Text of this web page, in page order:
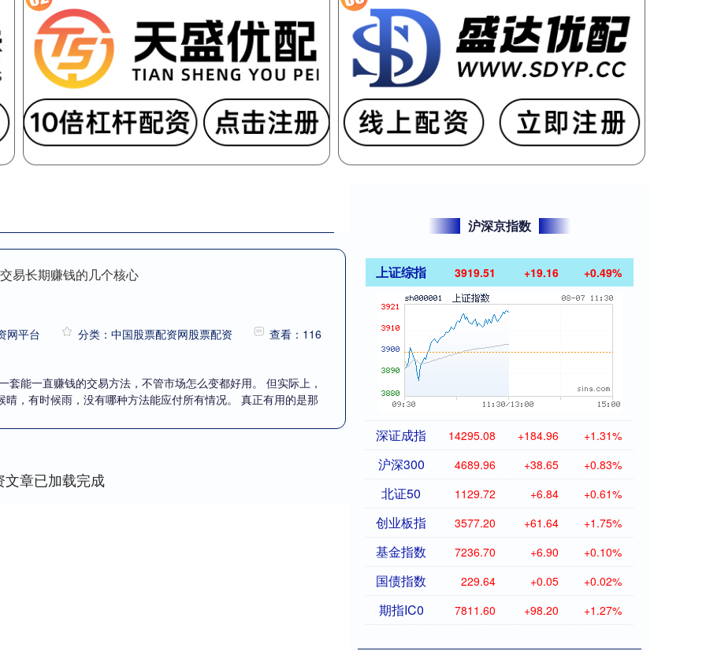
易长期赚钱的几个核心
网平台 分类：中国股票配资网股票配资 查看：116
套能一直赚钱的交易方法，不管市场怎么变都好用。 但实际上，
晴，有时候雨，没有哪种方法能应付所有情况。 真正有用的是那
文章已加载完成
沪深京指数
上证综指 3919.51 +19.16 +0.49%
深证成指 14295.08 +184.96 +1.31%
沪深300 4689.96 +38.65 +0.83%
北证50 1129.72 +6.84 +0.61%
创业板指 3577.20 +61.64 +1.75%
基金指数 7236.70 +6.90 +0.10%
国债指数 229.64 +0.05 +0.02%
期指IC0 7811.60 +98.20 +1.27%